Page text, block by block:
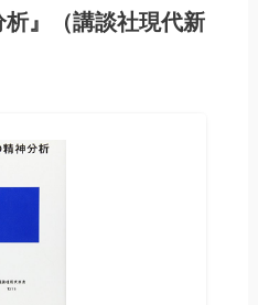
』（講談社現代新